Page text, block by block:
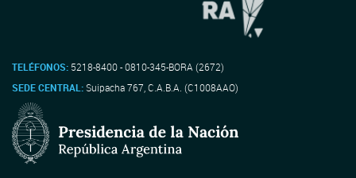
TELÉFONOS: 5218-8400 - 0810-345-BORA (2672)
SEDE CENTRAL:Suipacha 767, C.A.B.A. (C1008AAO)